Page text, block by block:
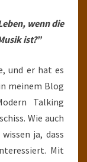
wenn die
ist?”
und er hat es
meinem Blog
Talking
Wie auch
ja, dass
Mit